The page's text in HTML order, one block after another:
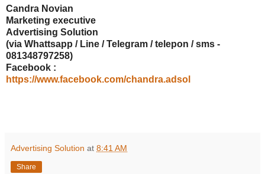
Candra Novian
Marketing executive
Advertising Solution
(via Whattsapp / Line / Telegram / telepon / sms -
081348797258)
Facebook :
https://www.facebook.com/chandra.adsol
Advertising Solution at 8:41 AM
Share